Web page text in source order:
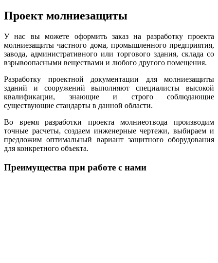
Проект молниезащиты
У нас вы можете оформить заказ на разработку проекта
молниезащиты частного дома, промышленного предприятия,
завода, административного или торгового здания, склада со
взрывоопасными веществами и любого другого помещения.
Разработку проектной документации для молниезащиты
зданий и сооружений выполняют специалисты высокой
квалификации, знающие и строго соблюдающие
существующие стандарты в данной области.
Во время разработки проекта молниеотвода производим
точные расчеты, создаем инженерные чертежи, выбираем и
предложим оптимальный вариант защитного оборудования
для конкретного объекта.
Преимущества при работе с нами